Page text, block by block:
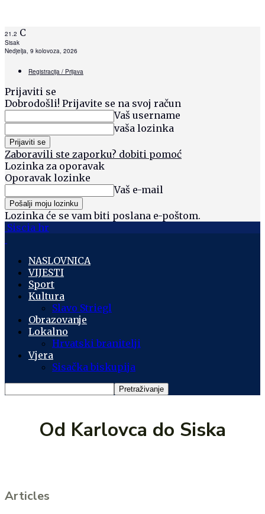
21.2 C
Sisak
Nedjelja, 9 kolovoza, 2026
Registracija / Prijava
Prijaviti se
Dobrodošli! Prijavite se na svoj račun
Vaš username
vaša lozinka
Zaboravili ste zaporku? dobiti pomoć
Lozinka za oporavak
Oporavak lozinke
Vaš e-mail
Lozinka će se vam biti poslana e-poštom.
Siscia hr
NASLOVNICA
VIJESTI
Sport
Kultura
Slavo Striegl
Obrazovanje
Lokalno
Hrvatski branitelji
Vjera
Sisačka biskupija
Od Karlovca do Siska
Articles